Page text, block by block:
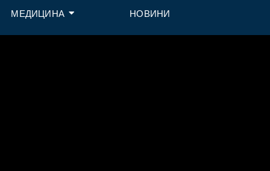
МЕДИЦИНА НОВИНИ